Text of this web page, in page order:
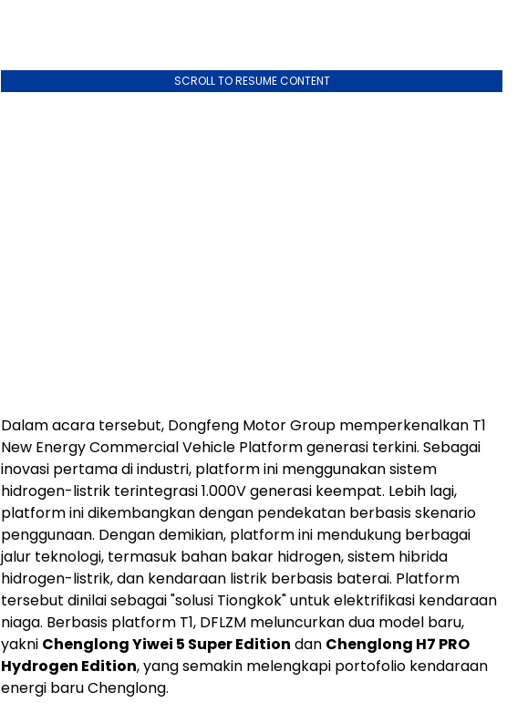
SCROLL TO RESUME CONTENT
Dalam acara tersebut, Dongfeng Motor Group memperkenalkan T1
New Energy Commercial Vehicle Platform generasi terkini. Sebagai
inovasi pertama di industri, platform ini menggunakan sistem
hidrogen-listrik terintegrasi 1.000V generasi keempat. Lebih lagi,
platform ini dikembangkan dengan pendekatan berbasis skenario
penggunaan. Dengan demikian, platform ini mendukung berbagai
jalur teknologi, termasuk bahan bakar hidrogen, sistem hibrida
hidrogen-listrik, dan kendaraan listrik berbasis baterai. Platform
tersebut dinilai sebagai "solusi Tiongkok" untuk elektrifikasi kendaraan
niaga. Berbasis platform T1, DFLZM meluncurkan dua model baru,
yakni Chenglong Yiwei 5 Super Edition dan Chenglong H7 PRO
Hydrogen Edition, yang semakin melengkapi portofolio kendaraan
energi baru Chenglong.